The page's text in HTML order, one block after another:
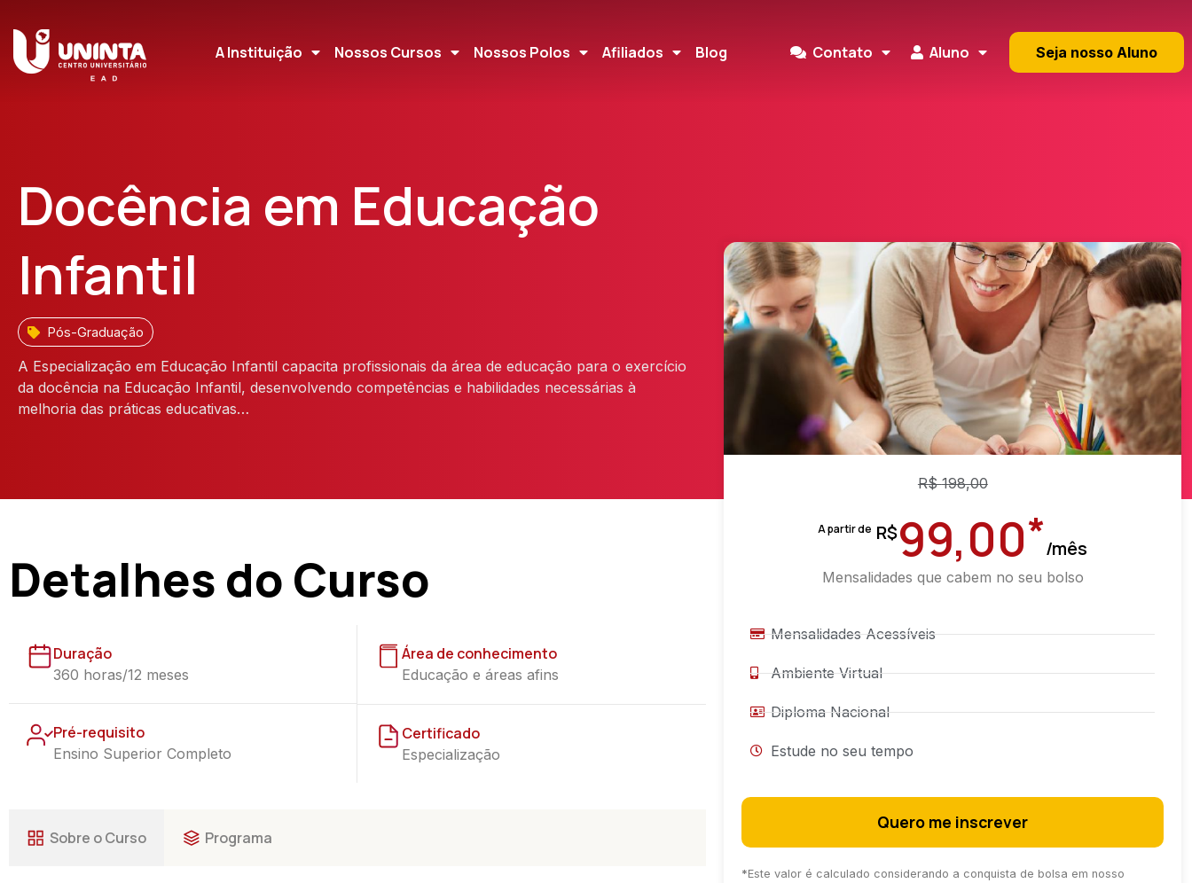
A Instituição Nossos Cursos Nossos Polos Afiliados Blog Contato Aluno Seja nosso Aluno
Docência em Educação
Infantil
Pós-Graduação
A Especialização em Educação Infantil capacita profissionais da área de educação para o exercício
da docência na Educação Infantil, desenvolvendo competências e habilidades necessárias à
melhoria das práticas educativas…
Detalhes do Curso
Duração
360 horas/12 meses
Área de conhecimento
Educação e áreas afins
Pré-requisito
Ensino Superior Completo
Certificado
Especialização
Sobre o Curso Programa
R$198,00
A partir de R$99,00*/mês
Mensalidades que cabem no seu bolso
Mensalidades Acessíveis
Ambiente Virtual
Diploma Nacional
Estude no seu tempo
Quero me inscrever
*Este valor é calculado considerando a conquista de bolsa em nosso